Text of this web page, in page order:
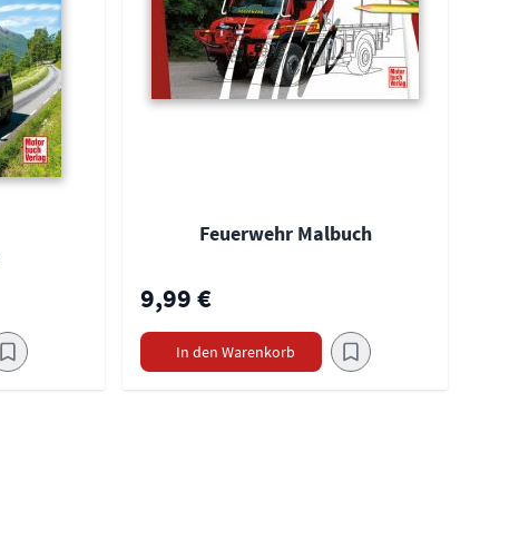
Feuerwehr Malbuch
9,99 €
In den Warenkorb